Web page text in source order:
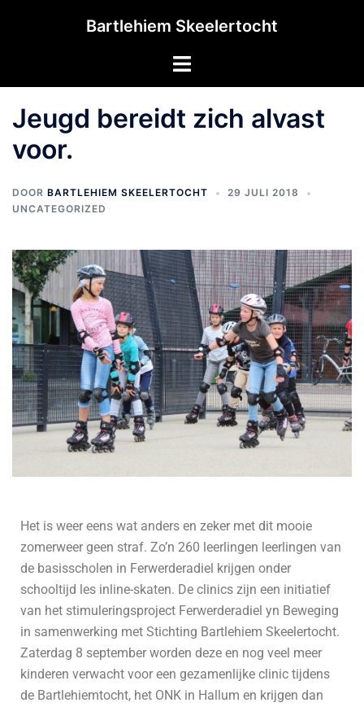
Bartlehiem Skeelertocht
Jeugd bereidt zich alvast
voor.
DOOR BARTLEHIEM SKEELERTOCHT
29 JULI 2018
UNCATEGORIZED
Het is weer eens wat anders en zeker met dit mooie
zomerweer geen straf. Zo’n 260 leerlingen leerlingen van
de basisscholen in Ferwerderadiel krijgen onder
schooltijd les inline-skaten. De clinics zijn een initiatief
van het stimuleringsproject Ferwerderadiel yn Beweging
in samenwerking met Stichting Bartlehiem Skeelertocht.
Zaterdag 8 september worden deze en nog veel meer
kinderen verwacht voor een gezamenlijke clinic tijdens
de Bartlehiemtocht, het ONK in Hallum en krijgen dan